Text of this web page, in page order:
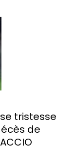
tristesse
de